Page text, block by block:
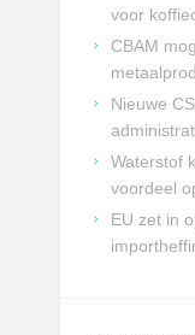
voor
CBAM
Nieuwe
Waterstof
voordeel
EU zet in